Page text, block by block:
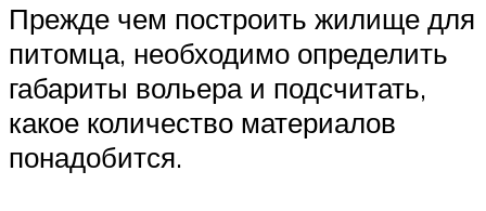
Прежде чем построить жилище для
питомца, необходимо определить
габариты вольера и подсчитать,
какое количество материалов
понадобится.